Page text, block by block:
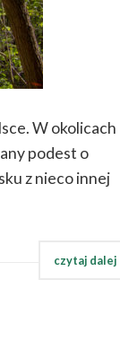
W okolicach
podest o
z nieco innej